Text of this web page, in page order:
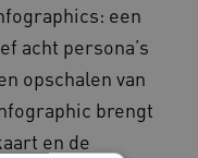
een
acht persona’s
opschalen van
brengt
en de